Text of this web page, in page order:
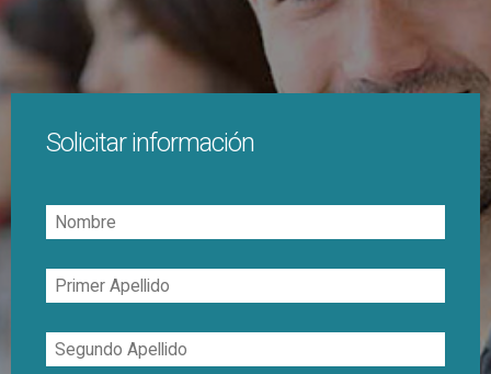
Solicitar información
Nombre
Primer
Apellido
Segundo
Apellido